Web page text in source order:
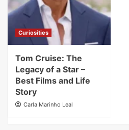
Curiosities
Tom Cruise: The
Legacy of a Star –
Best Films and Life
Story
Carla Marinho Leal